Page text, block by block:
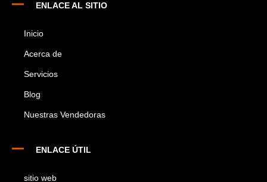
ENLACE AL SITIO
Inicio
Acerca de
Servicios
Blog
Nuestras Vendedoras
ENLACE ÚTIL
sitio web